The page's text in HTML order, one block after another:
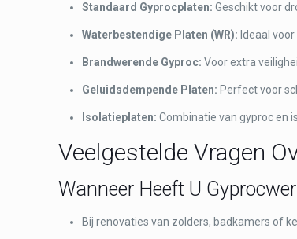
Standaard Gyprocplaten: Geschikt voor
Waterbestendige Platen (WR): Ideaal
Brandwerende Gyproc: Voor extra
Geluidsdempende Platen: Perfect voor
Isolatieplaten: Combinatie van gyproc en
Veelgestelde Vragen
Wanneer Heeft U
Bij renovaties van zolders, badkamers of